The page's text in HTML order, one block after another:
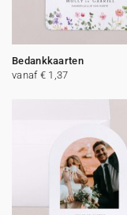
Bedankkaarten
vanaf € 1,37